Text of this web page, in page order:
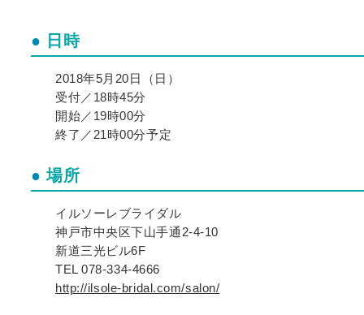
日時
2018年5月20日（日）
受付／18時45分
開始／19時00分
終了／21時00分予定
場所
イルソーレブライダル
神戸市中央区下山手通2-4-10
新道三光ビル6F
TEL 078-334-4666
http://ilsole-bridal.com/salon/